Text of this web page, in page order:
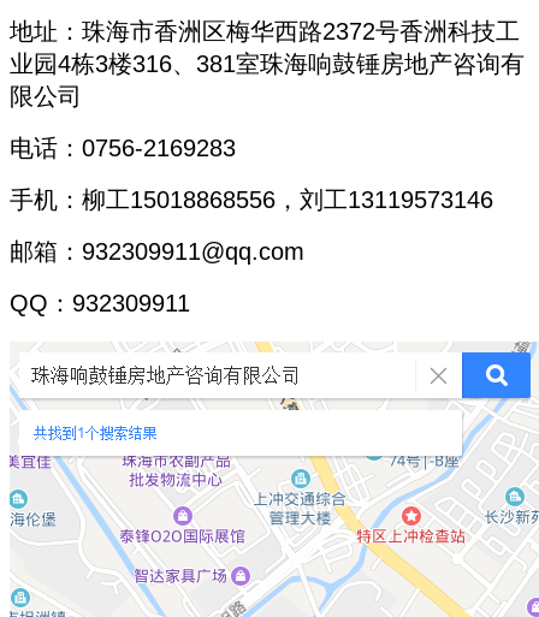
地址：珠海市香洲区梅华西路2372号香洲科技工
业园4栋3楼316、381室珠海响鼓锤房地产咨询有
限公司
电话：0756-2169283
手机：柳工15018868556，刘工13119573146
邮箱：932309911@qq.com
QQ：932309911